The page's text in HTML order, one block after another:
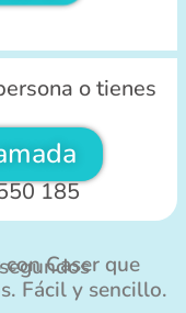
o tienes
185
en 30 segundos
Fácil y sencillo.